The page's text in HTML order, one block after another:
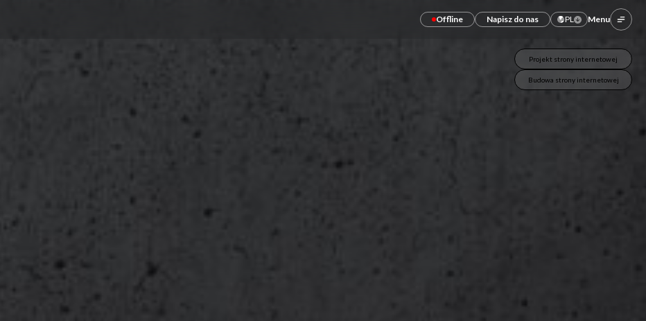
Offline Napisz do nas PL Menu
Projekt strony internetowej
Budowa strony internetowej